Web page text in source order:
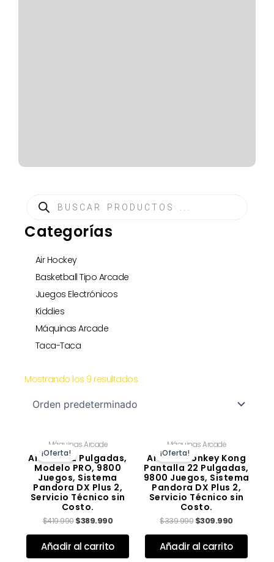
Búsqueda
productos
Categorías
Air Hockey
Basketball Tipo Arcade
Juegos Electrónicos
Kiddies
Máquinas Arcade
Taca-Taca
Mostrando los 9 resultados
¡Oferta!
Máquinas Arcade
Arcade 32 Pulgadas,
Modelo PRO, 9800
Juegos, Sistema
Pandora DX Plus 2,
Servicio Técnico sin
Costo.
$419.990
precio
original
era:
$419.990.
$389.990
actual
es:
$389.990.
Añadir al carrito
¡Oferta!
Máquinas Arcade
Arcade Donkey Kong
Pantalla 22 Pulgadas,
9800 Juegos, Sistema
Pandora DX Plus 2,
Servicio Técnico sin
Costo.
$339.990
precio
original
era:
$339.990.
$309.990
actual
es:
$309.990.
Añadir al carrito